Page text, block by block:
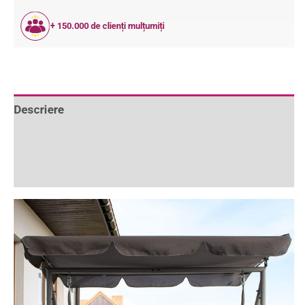
+ 150.000 de clienți mulțumiți
Descriere